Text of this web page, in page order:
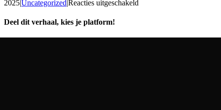
2025|Uncategorized|Reacties uitgeschakeld
Flow
Deel dit verhaal, kies je platform!